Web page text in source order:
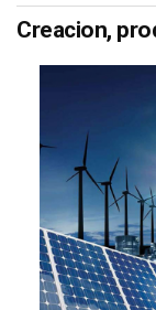
Creacion,